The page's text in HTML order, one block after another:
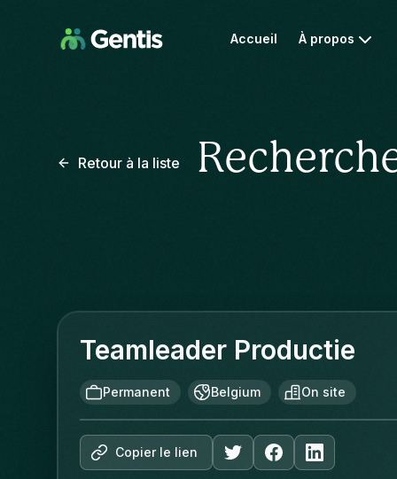
Accueil À propos
Retour à la liste
Teamleader Productie
Permanent Belgium On site
Copier le lien